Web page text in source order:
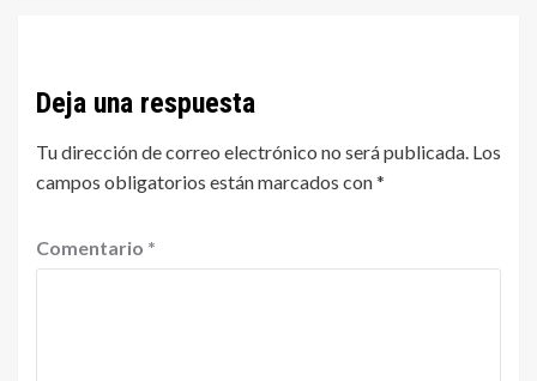
Deja una respuesta
Tu dirección de correo electrónico no será publicada. Los
campos obligatorios están marcados con*
Comentario *